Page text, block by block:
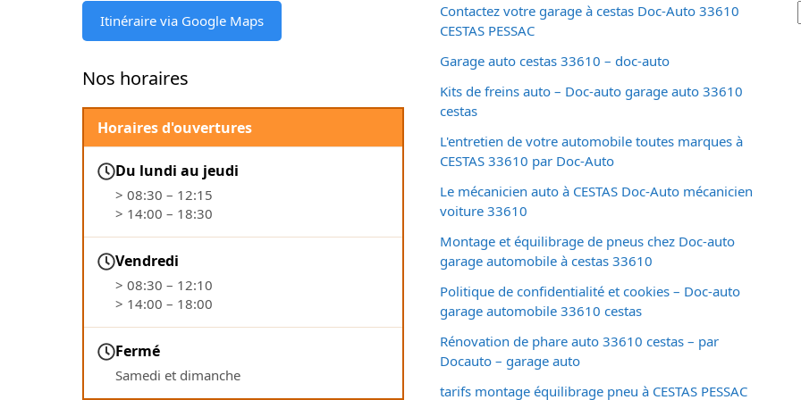
Itinéraire via Google Maps
Nos horaires
Horaires d'ouvertures
Du lundi au jeudi
> 08:30 – 12:15
> 14:00 – 18:30
Vendredi
> 08:30 – 12:10
> 14:00 – 18:00
Fermé
Samedi et dimanche
Contactez votre garage à cestas Doc-Auto 33610
CESTAS PESSAC
Garage auto cestas 33610 – doc-auto
Kits de freins auto – Doc-auto garage auto 33610
cestas
L'entretien de votre automobile toutes marques à
CESTAS 33610 par Doc-Auto
Le mécanicien auto à CESTAS Doc-Auto mécanicien
voiture 33610
Montage et équilibrage de pneus chez Doc-auto
garage automobile à cestas 33610
Politique de confidentialité et cookies – Doc-auto
garage automobile 33610 cestas
Rénovation de phare auto 33610 cestas – par
Docauto – garage auto
tarifs montage équilibrage pneu à CESTAS PESSAC